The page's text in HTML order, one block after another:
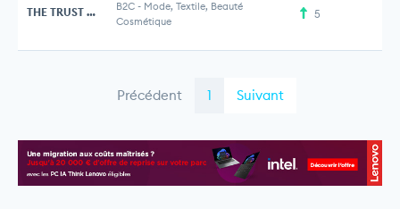
THE TRUST SOCIETY B2C - Mode, Textile, Beauté
Cosmétique
5
Précédent 1 Suivant